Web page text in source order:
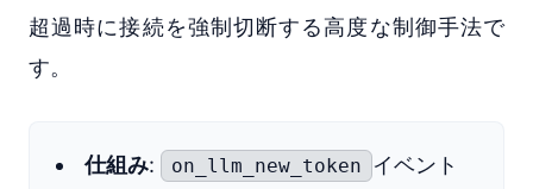
超過時に接続を強制切断する高度な制御手法で
す。
仕組み: on_llm_new_token
イベント